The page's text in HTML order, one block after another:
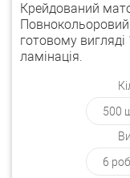
Крейдований
готовому
ламінація.